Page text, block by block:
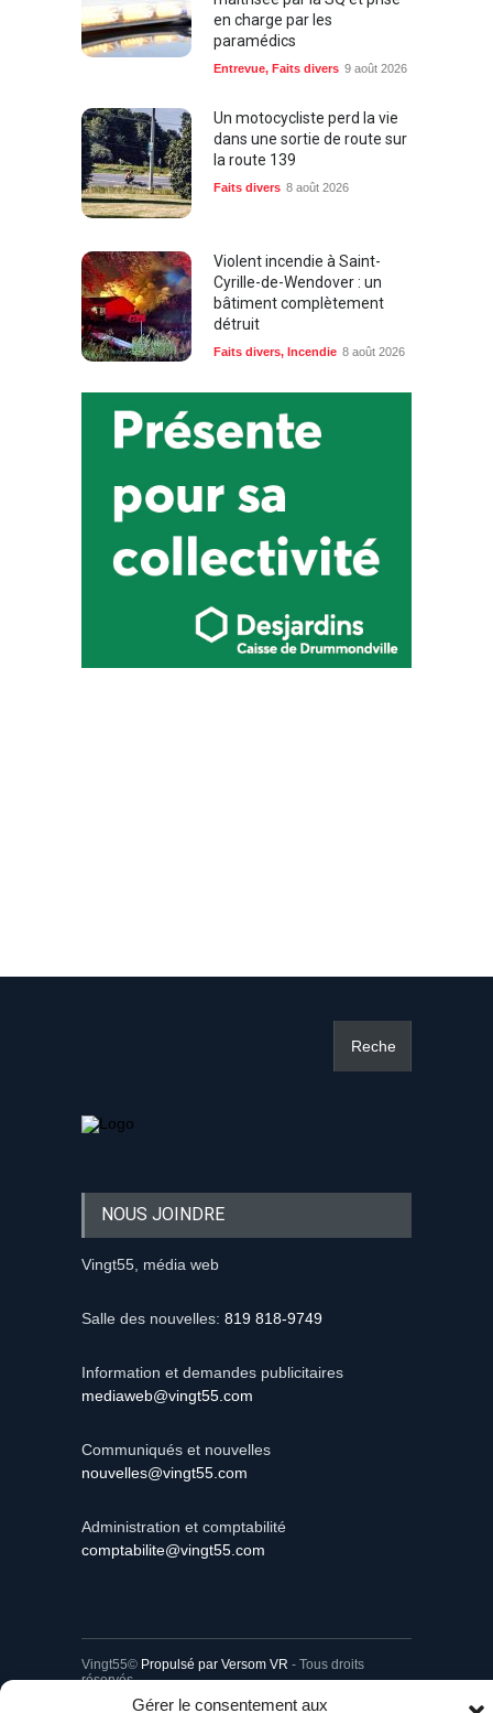
Gérer le consentement aux
maîtrisée par la SQ et prise
en charge par les
paramédics
,
Un motocycliste perd la vie
dans une sortie de route sur
la route 139
Violent incendie à Saint-
Cyrille-de-Wendover : un
bâtiment complètement
détruit
,
NOUS JOINDRE
Vingt55, média web
Salle des nouvelles: 819 818-9749
Information et demandes publicitaires
mediaweb@vingt55.com
Communiqués et nouvelles
nouvelles@vingt55.com
Administration et comptabilité
comptabilite@vingt55.com
Vingt55© Propulsé par Versom VR